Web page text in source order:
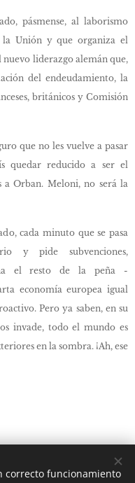
pásmense, al laborismo
Unión y que organiza el
nuevo liderazgo alemán que,
del endeudamiento, la
británicos y Comisión
que no les vuelve a pasar
quedar reducido a ser el
a Orban. Meloni, no será la
cada minuto que se pasa
y pide subvenciones,
el resto de la peña -
economía europea igual
Pero ya saben, en su
invade, todo el mundo es
en la sombra. ¡Ah, ese
correcto funcionamiento